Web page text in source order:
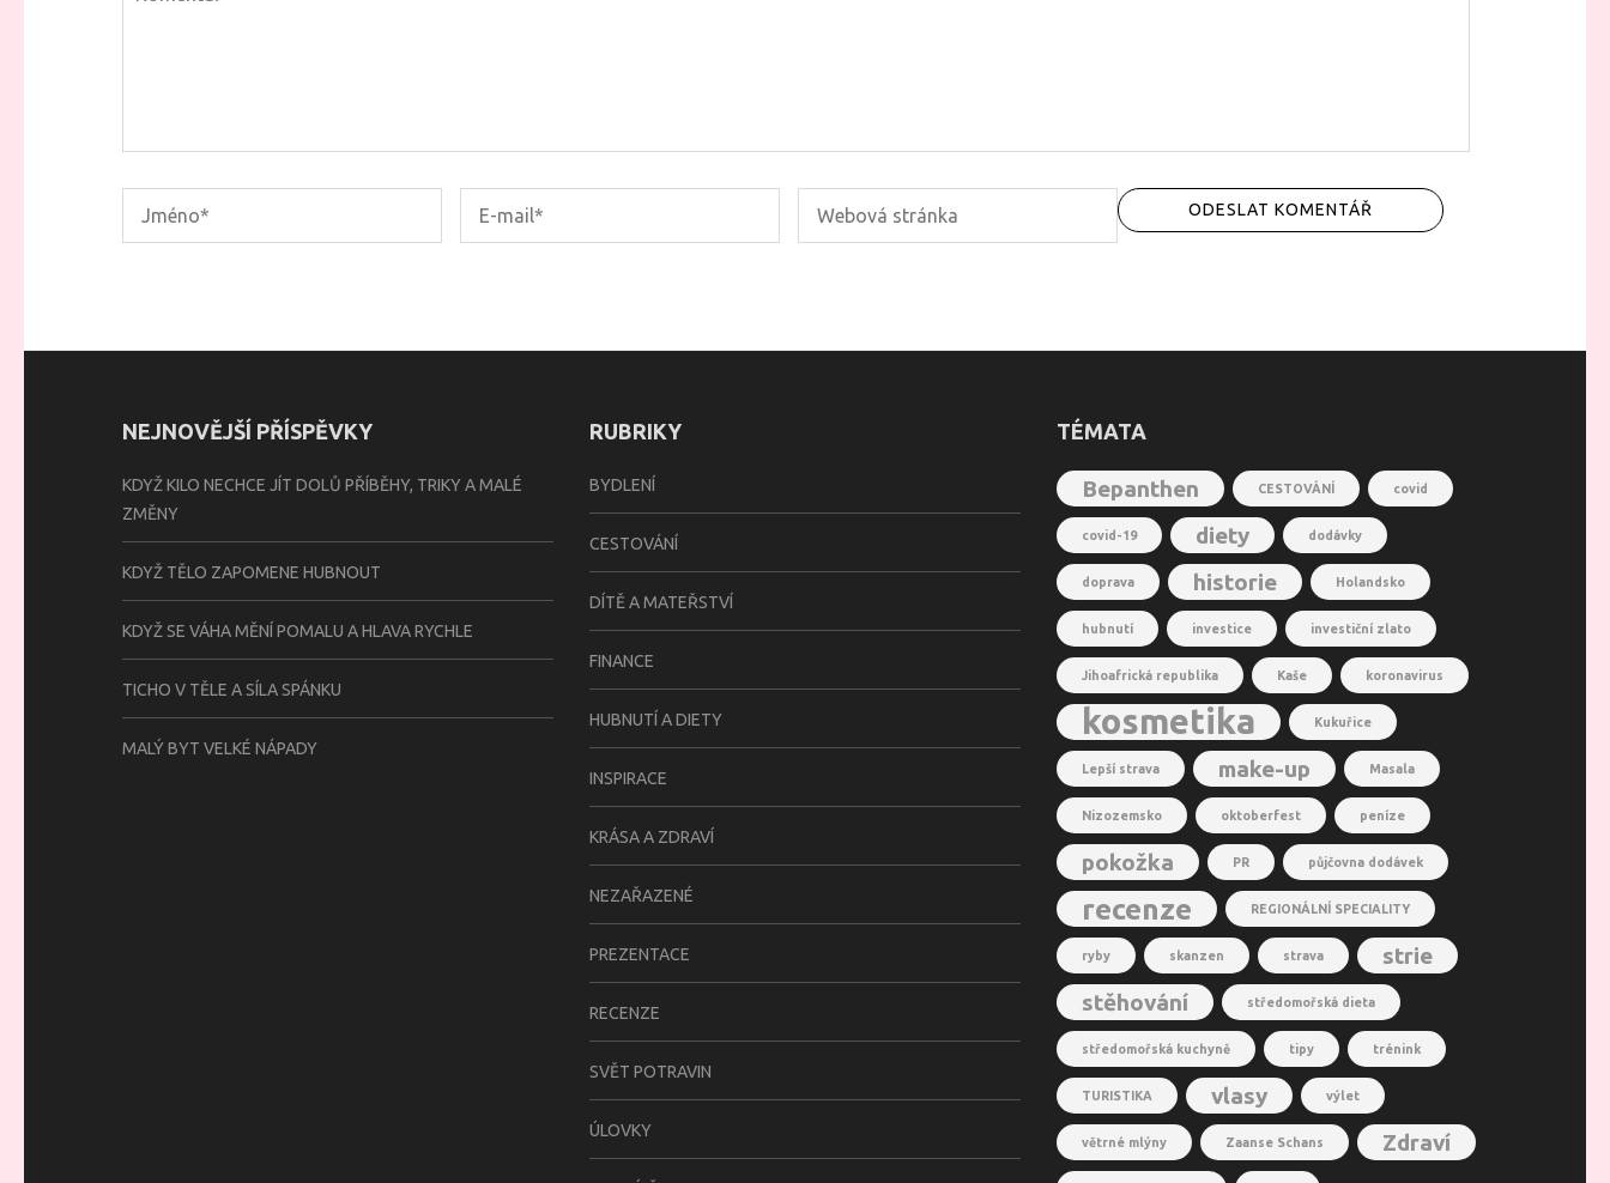
NEJNOVĚJŠÍ PŘÍSPĚVKY
KDYŽ KILO NECHCE JÍT DOLŮ PŘÍBĚHY, TRIKY A MALÉ
ZMĚNY
KDYŽ TĚLO ZAPOMENE HUBNOUT
KDYŽ SE VÁHA MĚNÍ POMALU A HLAVA RYCHLE
TICHO V TĚLE A SÍLA SPÁNKU
MALÝ BYT VELKÉ NÁPADY
RUBRIKY
BYDLENÍ
CESTOVÁNÍ
DÍTĚ A MATEŘSTVÍ
FINANCE
HUBNUTÍ A DIETY
INSPIRACE
KRÁSA A ZDRAVÍ
NEZAŘAZENÉ
PREZENTACE
RECENZE
SVĚT POTRAVIN
ÚLOVKY
TÉMATA
Bepanthen CESTOVÁNÍ covid
covid-19 diety dodávky
doprava historie Holandsko
hubnutí investice investiční zlato
Jihoafrická republika Kaše koronavirus
kosmetika Kukuřice
Lepší strava make-up Masala
Nizozemsko oktoberfest peníze
pokožka PR půjčovna dodávek
recenze REGIONÁLNÍ SPECIALITY
ryby skanzen strava
strie
stěhování
středomořská dieta
středomořská kuchyně tipy trénink
TURISTIKA vlasy výlet
větrné mlýny Zaanse Schans Zdraví